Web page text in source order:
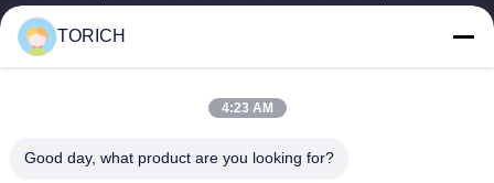
производстве, исследованиях и разработках,...
Быстрые Ссылки
О Компании
Наша Фабрика
Контроль Качества
TORICH
4:23 AM
Good day, what product are you looking for?